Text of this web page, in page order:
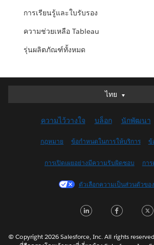
การเรียนรู้และใบรับรอง
ความช่วยเหลือ Tableau
รุ่นผลิตภัณฑ์ทั้งหมด
ไทย
ไทย
English (UK)
English (US)
Français (Canada)
Français (France)
日本語
Nederlands
ความไว้วางใจ บล็อก นักพัฒนา
กฎหมาย ข้อกำหนดในการให้บริการ ข้
การเปิดเผยอย่างมีความรับผิดชอบ กา
ตัวเลือกความเป็นส่วนตัวข
LinkedIn
© Copyright 2026 Salesforce, Inc. All rights